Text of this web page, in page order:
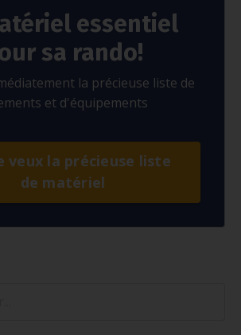
essentiel
sa rando!
la précieuse liste de
et d'équipements
veux la précieuse liste
de matériel